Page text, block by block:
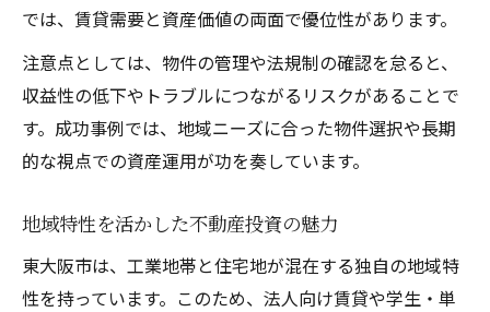
不動産投資のタイミングと出口戦略解説
東大阪市でキャピタルゲインを狙うコツ
まとめ：不動産投資のメリット・デメリット
では、賃貸需要と資産価値の両面で優位性があります。
注意点としては、物件の管理や法規制の確認を怠ると、
収益性の低下やトラブルにつながるリスクがあることで
す。成功事例では、地域ニーズに合った物件選択や長期
的な視点での資産運用が功を奏しています。
地域特性を活かした不動産投資の魅力
東大阪市は、工業地帯と住宅地が混在する独自の地域特
性を持っています。このため、法人向け賃貸や学生・単